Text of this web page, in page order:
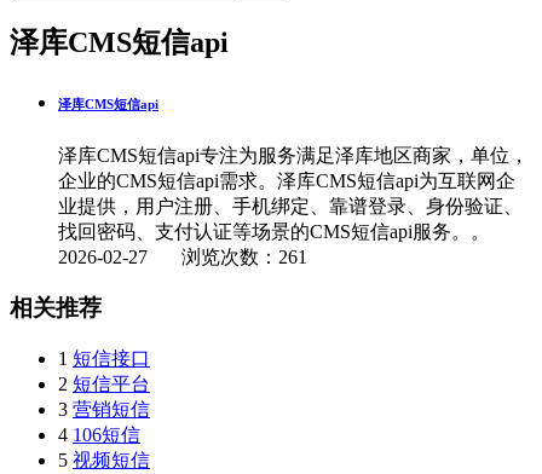
泽库CMS短信api
泽库CMS短信api
泽库CMS短信api专注为服务满足泽库地区商家，单位，
企业的CMS短信api需求。泽库CMS短信api为互联网企
业提供，用户注册、手机绑定、靠谱登录、身份验证、
找回密码、支付认证等场景的CMS短信api服务。。
2026-02-27 浏览次数：261
相关推荐
1 短信接口
2 短信平台
3 营销短信
4 106短信
5 视频短信